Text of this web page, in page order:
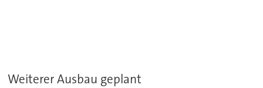
Weiterer Ausbau geplant